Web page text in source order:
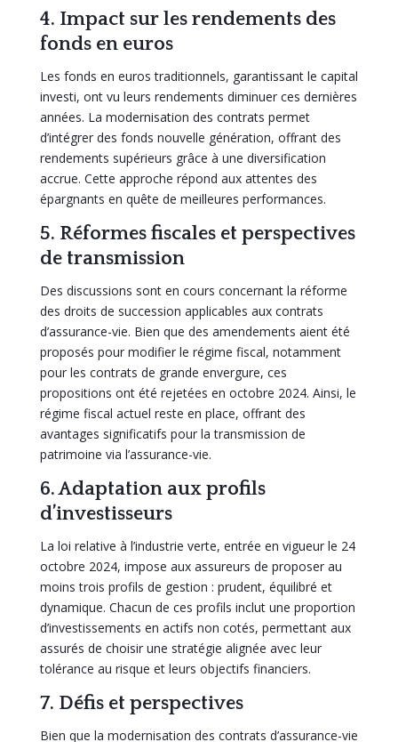
4. Impact sur les rendements des
fonds en euros
Les fonds en euros traditionnels, garantissant le capital
investi, ont vu leurs rendements diminuer ces dernières
années. La modernisation des contrats permet
d’intégrer des fonds nouvelle génération, offrant des
rendements supérieurs grâce à une diversification
accrue. Cette approche répond aux attentes des
épargnants en quête de meilleures performances.
5. Réformes fiscales et perspectives
de transmission
Des discussions sont en cours concernant la réforme
des droits de succession applicables aux contrats
d’assurance-vie. Bien que des amendements aient été
proposés pour modifier le régime fiscal, notamment
pour les contrats de grande envergure, ces
propositions ont été rejetées en octobre 2024. Ainsi, le
régime fiscal actuel reste en place, offrant des
avantages significatifs pour la transmission de
patrimoine via l’assurance-vie.
6. Adaptation aux profils
d’investisseurs
La loi relative à l’industrie verte, entrée en vigueur le 24
octobre 2024, impose aux assureurs de proposer au
moins trois profils de gestion : prudent, équilibré et
dynamique. Chacun de ces profils inclut une proportion
d’investissements en actifs non cotés, permettant aux
assurés de choisir une stratégie alignée avec leur
tolérance au risque et leurs objectifs financiers.
7. Défis et perspectives
Bien que la modernisation des contrats d’assurance-vie